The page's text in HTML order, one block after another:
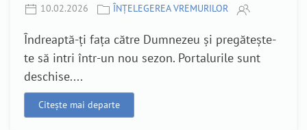
10.02.2026 ÎNȚELEGEREA VREMURILOR
Îndreaptă-ți fața către Dumnezeu și pregătește-
te să intri într-un nou sezon. Portalurile sunt
deschise....
Citește mai departe